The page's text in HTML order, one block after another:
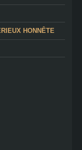
HONNÊTE